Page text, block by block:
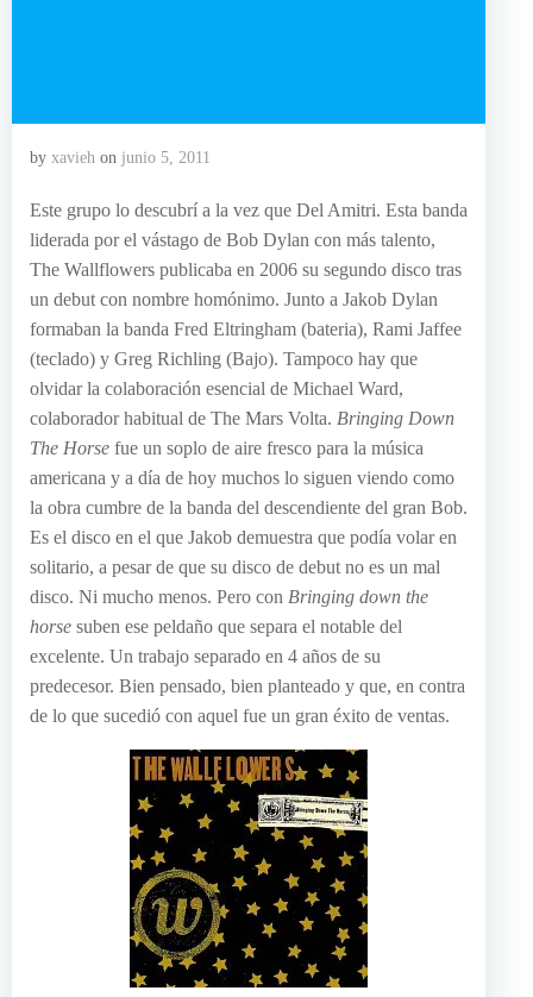
by xavieh on junio 5, 2011
Este grupo lo descubrí a la vez que Del Amitri. Esta banda
liderada por el vástago de Bob Dylan con más talento,
The Wallflowers publicaba en 2006 su segundo disco tras
un debut con nombre homónimo. Junto a Jakob Dylan
formaban la banda Fred Eltringham (bateria), Rami Jaffee
(teclado) y Greg Richling (Bajo). Tampoco hay que
olvidar la colaboración esencial de Michael Ward,
colaborador habitual de The Mars Volta. Bringing Down
The Horse fue un soplo de aire fresco para la música
americana y a día de hoy muchos lo siguen viendo como
la obra cumbre de la banda del descendiente del gran Bob.
Es el disco en el que Jakob demuestra que podía volar en
solitario, a pesar de que su disco de debut no es un mal
disco. Ni mucho menos. Pero con Bringing down the
horse suben ese peldaño que separa el notable del
excelente. Un trabajo separado en 4 años de su
predecesor. Bien pensado, bien planteado y que, en contra
de lo que sucedió con aquel fue un gran éxito de ventas.